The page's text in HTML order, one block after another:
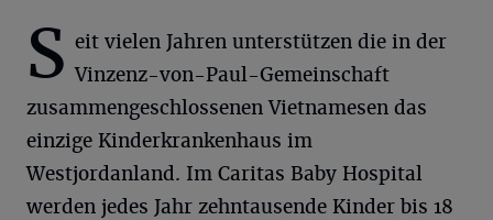
S eit vielen Jahren unterstützen die in der
Vinzenz-von-Paul-Gemeinschaft
zusammengeschlossenen Vietnamesen das
einzige Kinderkrankenhaus im
Westjordanland. Im Caritas Baby Hospital
werden jedes Jahr zehntausende Kinder bis 18